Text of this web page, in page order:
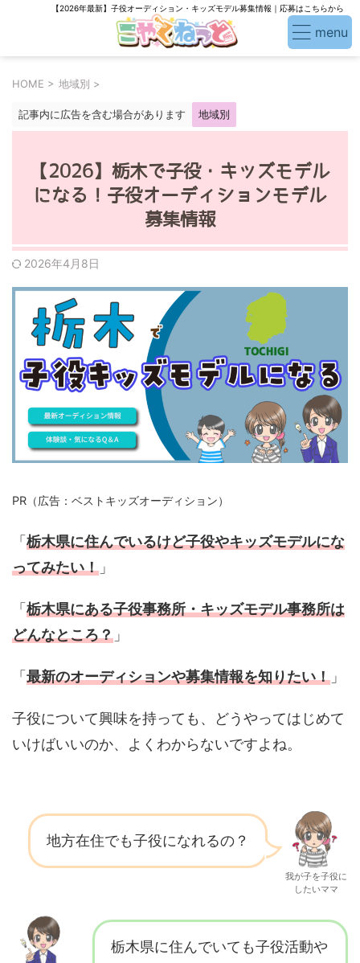
【2026年最新】子役オーディション・キッズモデル募集情報｜応募はこちらから
HOME > 地域別 >
記事内に広告を含む場合があります 地域別
【2026】栃木で子役・キッズモデル
になる！子役オーディションモデル
募集情報
2026年4月8日
PR（広告：ベストキッズオーディション）
「 栃木県に住んでいるけど子役やキッズモデルにな
ってみたい！ 」
「 栃木県にある子役事務所・キッズモデル事務所は
どんなところ？ 」
「 最新のオーディションや募集情報を知りたい！ 」
子役について興味を持っても、どうやってはじめて
いけばいいのか、よくわからないですよね。
地方在住でも子役になれるの？
我が子を子役に
したいママ
栃木県に住んでいても子役活動や